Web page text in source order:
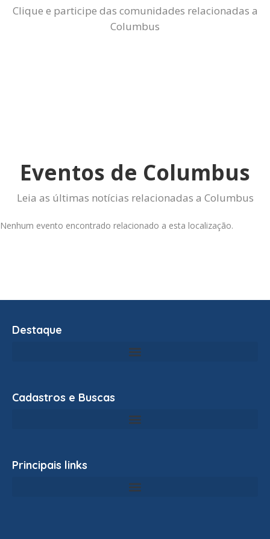
Clique e participe das comunidades relacionadas a
Columbus
Eventos de Columbus
Leia as últimas notícias relacionadas a Columbus
Nenhum evento encontrado relacionado a esta localização.
Destaque
Cadastros e Buscas
Principais links